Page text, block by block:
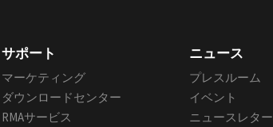
サポート
マーケティング
ダウンロードセンター
RMAサービス
ニュース
プレスルーム
イベント
ニュースレター